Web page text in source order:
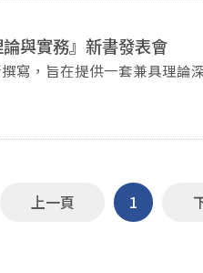
論與實務』新書發表會
寫，旨在提供一套兼具理論
如何在實務上正確應用。本
上一頁 1